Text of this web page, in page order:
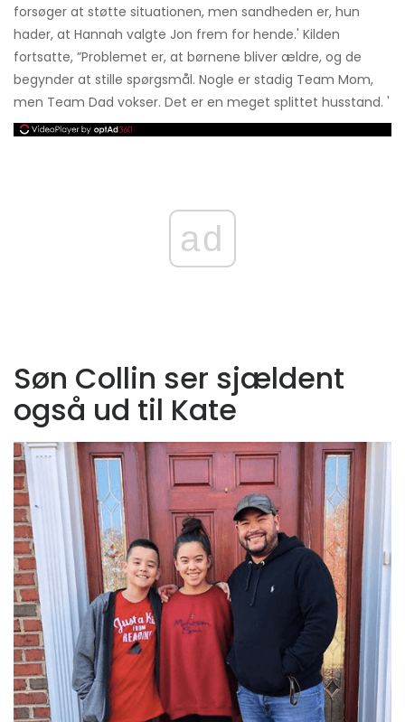
forsøger at støtte situationen, men sandheden er, hun
hader, at Hannah valgte Jon frem for hende.' Kilden
fortsatte, ”Problemet er, at børnene bliver ældre, og de
begynder at stille spørgsmål. Nogle er stadig Team Mom,
men Team Dad vokser. Det er en meget splittet husstand. '
ad
Søn Collin ser sjældent
også ud til Kate